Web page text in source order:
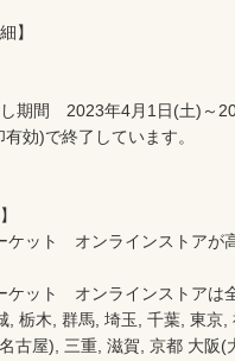
】
期間　2023年4月1日(土)～
効)で終了しています。
ケット　オンラインストア
ケット　オンラインストア
, 栃木, 群馬, 埼玉, 千葉, 東京
古屋), 三重, 滋賀, 京都 大阪